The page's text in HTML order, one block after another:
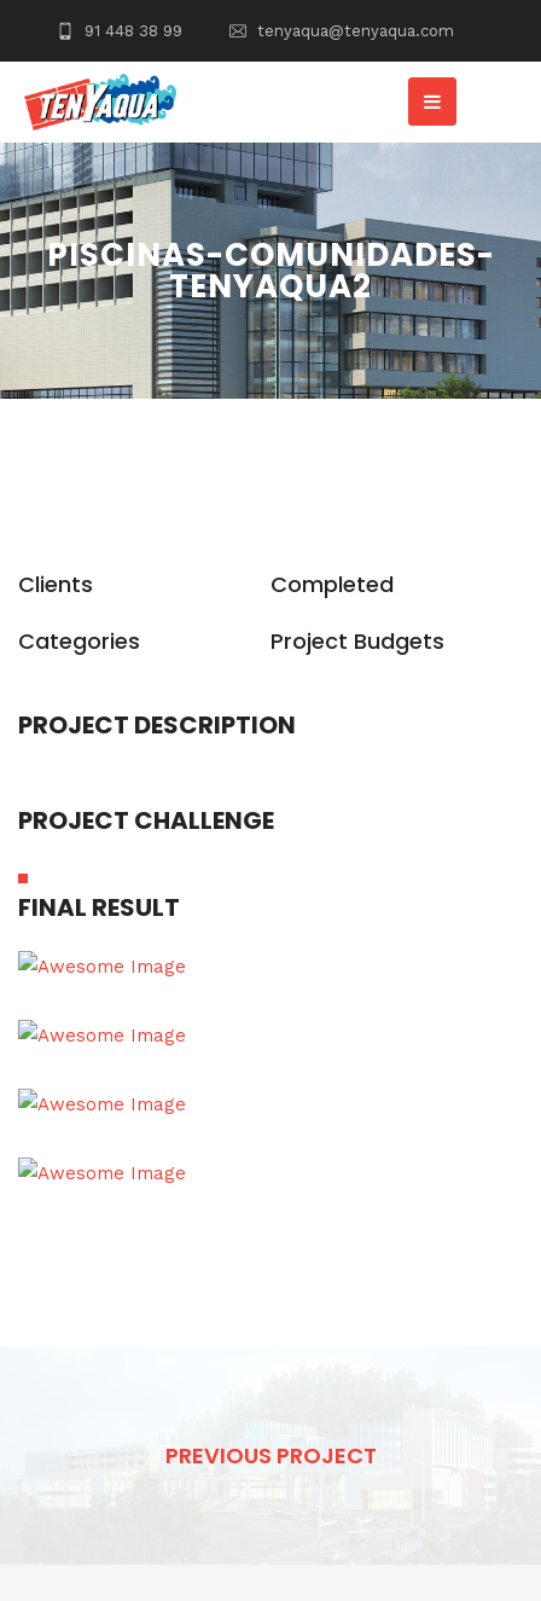
91 448 38 99 tenyaqua@tenyaqua.com
PISCINAS-COMUNIDADES-
TENYAQUA2
Clients
Completed
Categories
Project Budgets
PROJECT DESCRIPTION
PROJECT CHALLENGE
FINAL RESULT
PREVIOUS PROJECT